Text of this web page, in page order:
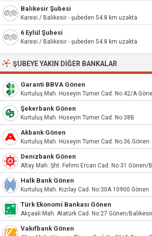
Balıkesir Şubesi
Karesi / Balıkesir - şubeden 54.8 km uzakta
6 Eylül Şubesi
Karesi / Balıkesir - şubeden 54.8 km uzakta
ŞUBEYE YAKIN DIĞER BANKALAR
Garanti BBVA Gönen
Kurtuluş Mah. Hüseyin Tümer Cad. No:42/A
Şekerbank Gönen
Kurtuluş Mah. Hüseyin Tümer Cad. No:38B
Akbank Gönen
Kurtuluş Mah. Hüseyin Tümer Cad. No:36 Gönen
Denizbank Gönen
Altay Mah. Şht. Fehmi Ercan Cad. No:31 Gönen/
Halk Bank Gönen
Kurtuluş Mah. Kızılay Cad. No:30A 10900 Gönen
Türk Ekonomi Bankası Gönen
Akçaali Mah. Atatürk Cad. No:27 Gönen/Balıkesir
Vakıfbank Gönen